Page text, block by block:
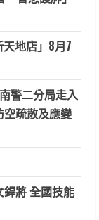
天地店」8月7
警二分局走入
疏散及應變
將 全國技能